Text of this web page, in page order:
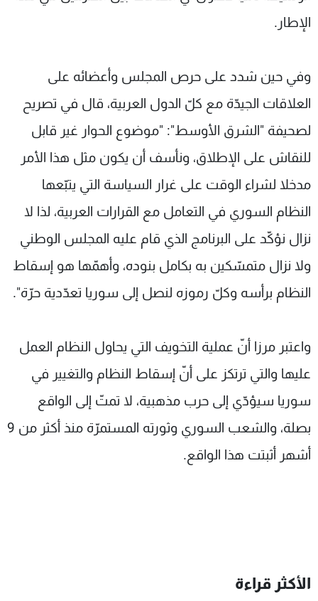
الإطار.
وفي حين شدد على حرص المجلس وأعضائه على
العلاقات الجيدّة مع كلّ الدول العربية، قال في تصريح
لصحيفة "الشرق الأوسط": "موضوع الحوار غير قابل
للنقاش على الإطلاق، ونأسف أن يكون مثل هذا الأمر
مدخلا لشراء الوقت على غرار السياسة التي يتبّعها
النظام السوري في التعامل مع القرارات العربية، لذا لا
نزال نؤكّد على البرنامج الذي قام عليه المجلس الوطني
ولا نزال متمسّكين به بكامل بنوده، وأهمّها هو إسقاط
النظام برأسه وكلّ رموزه لنصل إلى سوريا تعدّدية حرّة".
واعتبر مرزا أنّ عملية التخويف التي يحاول النظام العمل
عليها والتي ترتكز على أنّ إسقاط النظام والتغيير في
سوريا سيؤدّي إلى حرب مذهبية، لا تمتّ إلى الواقع
بصلة، والشعب السوري وثورته المستمرّة منذ أكثر من 9
أشهر أثبتت هذا الواقع.
الأكثر قراءة